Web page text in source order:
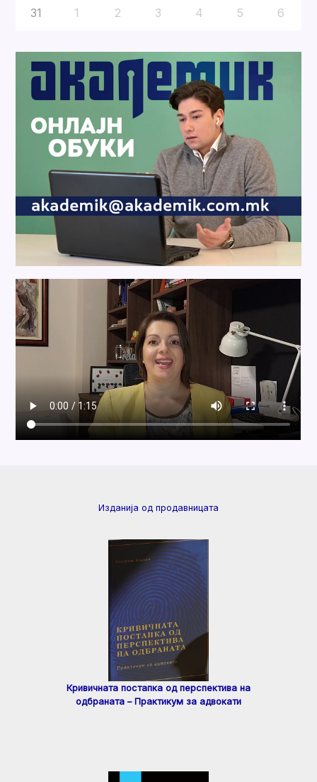
31 1 2 3 4 5 6
Изданија од продавницата
Кривичната постапка од перспектива на
одбраната – Практикум за адвокати